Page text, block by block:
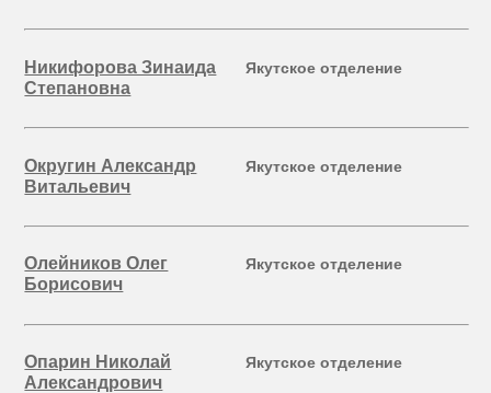
Никифорова Зинаида
Степановна
Якутское отделение
Округин Александр
Витальевич
Якутское отделение
Олейников Олег
Борисович
Якутское отделение
Опарин Николай
Александрович
Якутское отделение